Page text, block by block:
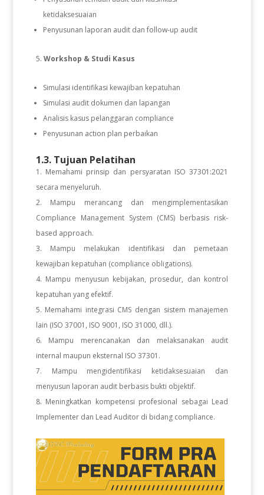
ketidaksesuaian
Penyusunan laporan audit dan follow-up audit
Workshop & Studi Kasus
Simulasi identifikasi kewajiban kepatuhan
Simulasi audit dokumen dan lapangan
Analisis kasus pelanggaran compliance
Penyusunan action plan perbaikan
1.3. Tujuan Pelatihan
Memahami prinsip dan persyaratan ISO 37301:2021
secara menyeluruh.
Mampu merancang dan mengimplementasikan
Compliance Management System (CMS) berbasis risk-
based approach.
Mampu melakukan identifikasi dan pemetaan
kewajiban kepatuhan (compliance obligations).
Mampu menyusun kebijakan, prosedur, dan kontrol
kepatuhan yang efektif.
Memahami integrasi CMS dengan sistem manajemen
lain (ISO 37001, ISO 9001, ISO 31000, dll.).
Mampu merencanakan dan melaksanakan audit
internal maupun eksternal ISO 37301.
Mampu mengidentifikasi ketidaksesuaian dan
menyusun laporan audit berbasis bukti objektif.
Meningkatkan kompetensi profesional sebagai Lead
Implementer dan Lead Auditor di bidang compliance.